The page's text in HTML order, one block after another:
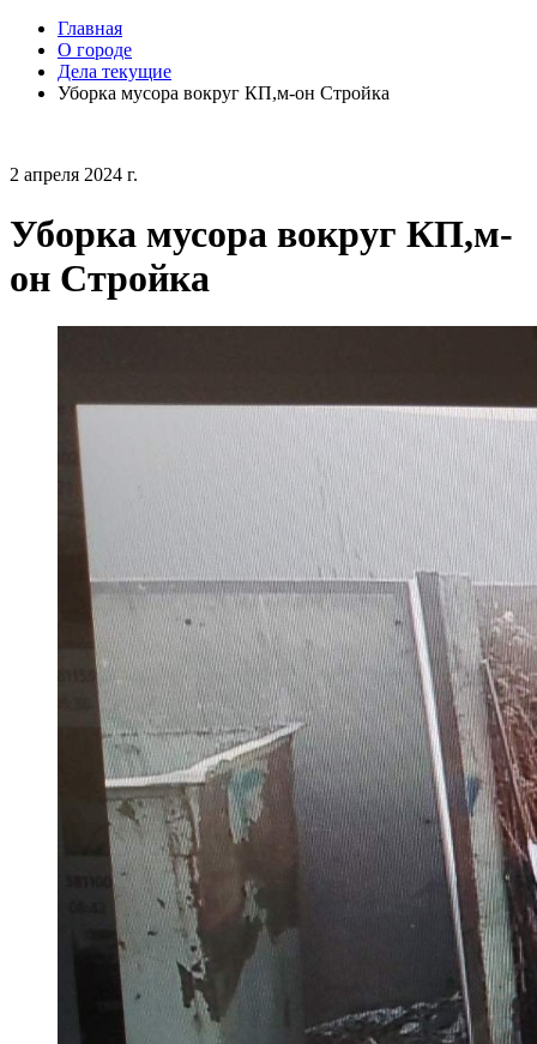
Главная
О городе
Дела текущие
Уборка мусора вокруг КП,м-он Стройка
2 апреля 2024 г.
Уборка мусора вокруг КП,м-
он Стройка